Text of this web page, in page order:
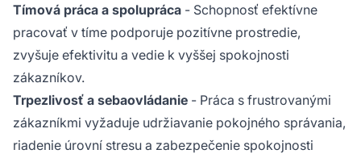
Tímová práca a spolupráca - Schopnosť efektívne
pracovať v tíme podporuje pozitívne prostredie,
zvyšuje efektivitu a vedie k vyššej spokojnosti
zákazníkov.
Trpezlivosť a sebaovládanie - Práca s frustrovanými
zákazníkmi vyžaduje udržiavanie pokojného správania,
riadenie úrovní stresu a zabezpečenie spokojnosti